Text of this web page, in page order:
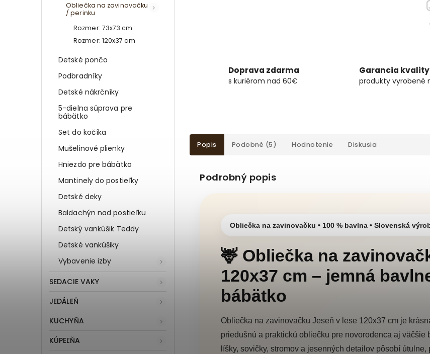
Obliečka na zavinovačku
/ perinku
Rozmer: 73x73 cm
Rozmer: 120x37 cm
Detské pončo
Podbradníky
Detské nákrčníky
5-dielna súprava pre
bábätko
Set do kočíka
Mušelinové plienky
Hniezdo pre bábätko
Mantinely do postieľky
Detské deky
Baldachýn nad postieľku
Detský vankúšik Teddy
Detské vankúšiky
Vybavenie izby
SEDACIE VAKY
JEDÁLEŇ
KUCHYŇA
KÚPEĽŇA
Doprava zdarma
s kuriérom nad 60€
Garancia kvality
produkty vyrobené
Popis Podobné (5) Hodnotenie Diskusia
Podrobný popis
Obliečka na zavinovačku • 100 % bavlna • Slovenská
🦌 Obliečka na
120x37 cm – jemná
bábätko
Obliečka na zavinovačku Jeseň v lese 120x37 cm je
priedušnú a praktickú obliečku pre novorodenca aj väčšie
líšky, sovičky, stromov a jesenných detailov pôsobí